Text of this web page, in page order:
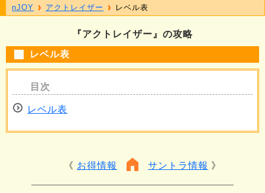
『アクトレイザー』の攻略
レベル表
レベル表
お得情報 サントラ情報
nJOY アクトレイザー レベル表